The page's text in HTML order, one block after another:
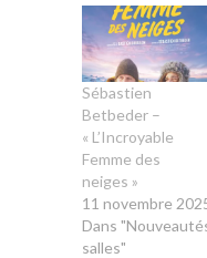
Sébastien
Betbeder –
« L’Incroyable
Femme des
neiges »
11 novembre
Dans
salles"